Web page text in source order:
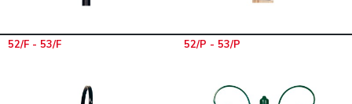
52/F - 53/F 52/P - 53/P